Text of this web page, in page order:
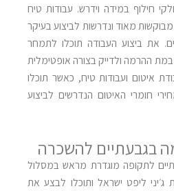
חילוף במידה וידרש. עבודות טיח
מבוקשות מאוד ונדרשות לביצוע בעיקר
את ביצוע העבודה תוכלו לתמחר
ההרמה ולדייק בצורה אופטימלית
איטום ועבודות טיח, כאשר תוכלו
חומרי האיטום הנדרשים לביצוע
בגבעתיים להשכרה
לתקופה מוגדרת מראש במסלול
ג׳יני ליפט ישראל ותוכלו לבצע את